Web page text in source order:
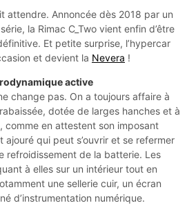
attendre. Annoncée dès 2018 par un
la Rimac C_Two vient enfin d’être
Et petite surprise, l’hypercar
et devient la Nevera !
active
change pas. On a toujours affaire à
dotée de larges hanches et à
comme en attestent son imposant
qui peut s’ouvrir et se refermer
refroidissement de la batterie. Les
à elles sur un intérieur tout en
une sellerie cuir, un écran
d’instrumentation numérique.